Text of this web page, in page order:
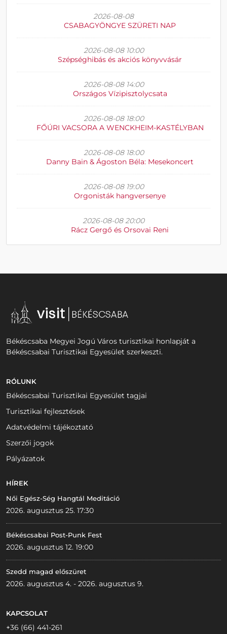
2026-08-08
CSABAGYÖNGYE SZÜRETI NAP
2026-08-08 10:00
Szépséghibás és akciós könyvvásár
2026-08-08 14:00
Országos Vízipisztolycsata
2026-08-08 18:00
FŐÚRI VACSORA A WENCKHEIM-KASTÉLYBAN
2026-08-08 18:00
Danny Bain & Ágoston Béla: Mesekoncert
2026-08-08 19:00
Orgonisták hangversenye
2026-08-08 20:00
Rácz Gergő és Orsovai Reni
Békéscsaba Megyei Jogú Város turisztikai honlapját a
Békéscsabai Turisztikai Egyesület szerkeszti.
RÓLUNK
Békéscsabai Turisztikai Egyesület tagjai
Turisztikai fejlesztések
Adatvédelmi tájékoztató
Szerzői jogok
Pályázatok
HÍREK
Női Egész-Ség Hangtál Meditáció
2026. augusztus 25. 17:30
Békéscsabai Post-Punk Fest
2026. augusztus 12. 19:00
Szedd magad előszüret
2026. augusztus 4. - 2026. augusztus 9.
KAPCSOLAT
+36 (66) 441-261